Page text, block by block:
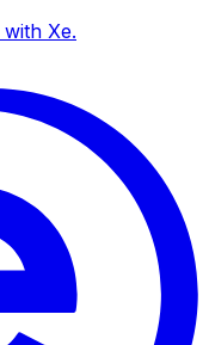
Xe.